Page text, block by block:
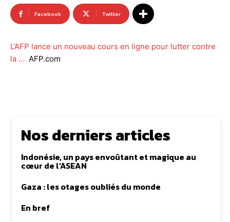
Facebook Twitter
L’AFP lance un nouveau cours en ligne pour lutter contre
la … AFP.com
Nos derniers articles
Indonésie, un pays envoûtant et magique au
cœur de l’ASEAN
Gaza : les otages oubliés du monde
En bref